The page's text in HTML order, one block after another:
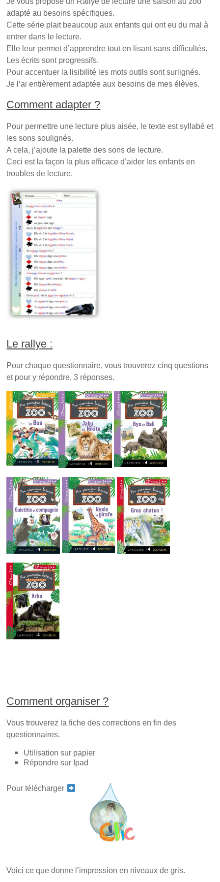
n
ê
t
r
)
ê
t
r
e
e
n
ê
t
e
adapté au besoins spécifiques.
Cette série plait beaucoup aux enfants qui ont eu du mal à
entrer dans le lecture.
Elle leur permet d’apprendre tout en lisant sans difficultés.
Les écrits sont progressifs.
Pour accentuer la lisibilité les mots outils sont surlignés.
Je l’ai entièrement adaptée aux besoins de mes élèves.
Comment adapter ?
Pour permettre une lecture plus aisée, le texte est syllabé et
les sons soulignés.
A cela, j’ajoute la palette des sons de lecture.
Ceci est la façon la plus efficace d’aider les enfants en
troubles de lecture.
Le rallye :
Pour chaque questionnaire, vous trouverez cinq questions
et pour y répondre, 3 réponses.
Comment organiser ?
Vous trouverez la fiche des corrections en fin des
questionnaires.
Utilisation sur papier
Répondre sur Ipad
Pour télécharger
Voici ce que donne l’impression en niveaux de gris.